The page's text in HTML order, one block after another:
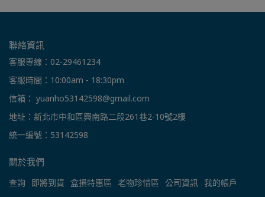
聯絡資訊
客服專線：02-29461234
客服時間：10:00am - 18:30pm
信箱： yuanho53142598@gmail.com
地址：新北市中和區興南路二段261巷2-10號2樓
統一編號：53142598
關於我們
查詢 即將到貨 盒損特惠區 老物珍惜區 公司資訊 我的帳戶